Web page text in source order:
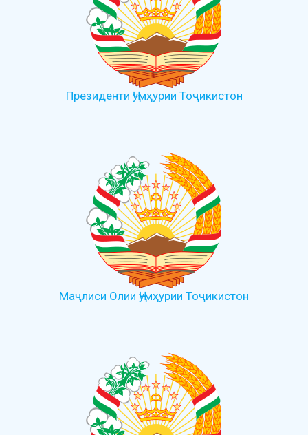
Президенти Ҷумҳурии Тоҷикистон
Маҷлиси Олии Ҷумҳурии Тоҷикистон